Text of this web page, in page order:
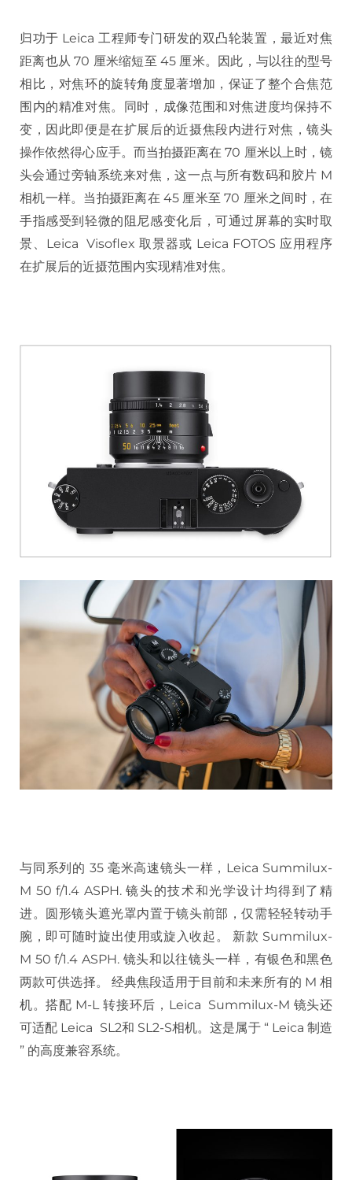
归功于 Leica 工程师专门研发的双凸轮装置，最近对焦
距离也从 70 厘米缩短至 45 厘米。因此，与以往的型号
相比，对焦环的旋转角度显著增加，保证了整个合焦范
围内的精准对焦。同时，成像范围和对焦进度均保持不
变，因此即便是在扩展后的近摄焦段内进行对焦，镜头
操作依然得心应手。而当拍摄距离在 70 厘米以上时，镜
头会通过旁轴系统来对焦，这一点与所有数码和胶片 M
相机一样。当拍摄距离在 45 厘米至 70 厘米之间时，在
手指感受到轻微的阻尼感变化后，可通过屏幕的实时取
景、Leica Visoflex 取景器或 Leica FOTOS 应用程序
在扩展后的近摄范围内实现精准对焦。
与同系列的 35 毫米高速镜头一样，Leica Summilux-
M 50 f/1.4 ASPH. 镜头的技术和光学设计均得到了精
进。圆形镜头遮光罩内置于镜头前部，仅需轻轻转动手
腕，即可随时旋出使用或旋入收起。 新款 Summilux-
M 50 f/1.4 ASPH. 镜头和以往镜头一样，有银色和黑色
两款可供选择。 经典焦段适用于目前和未来所有的 M 相
机。搭配 M-L 转接环后，Leica Summilux-M 镜头还
可适配 Leica SL2和 SL2-S相机。这是属于 “ Leica 制造
” 的高度兼容系统。